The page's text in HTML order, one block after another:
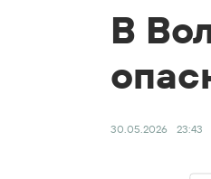
В
30.05.2026 23:43